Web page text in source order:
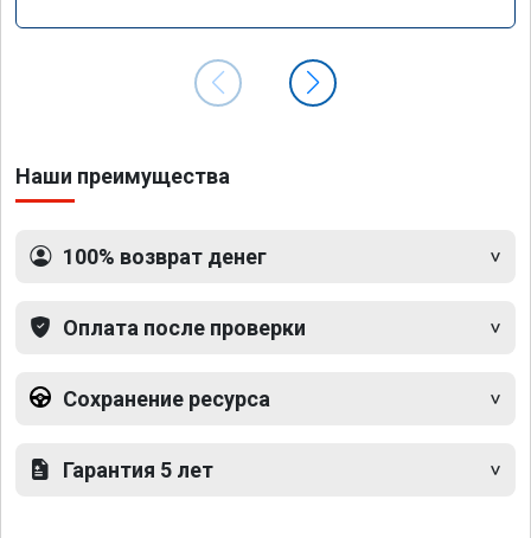
Наши преимущества
100% возврат денег
Оплата после проверки
Сохранение ресурса
Гарантия 5 лет